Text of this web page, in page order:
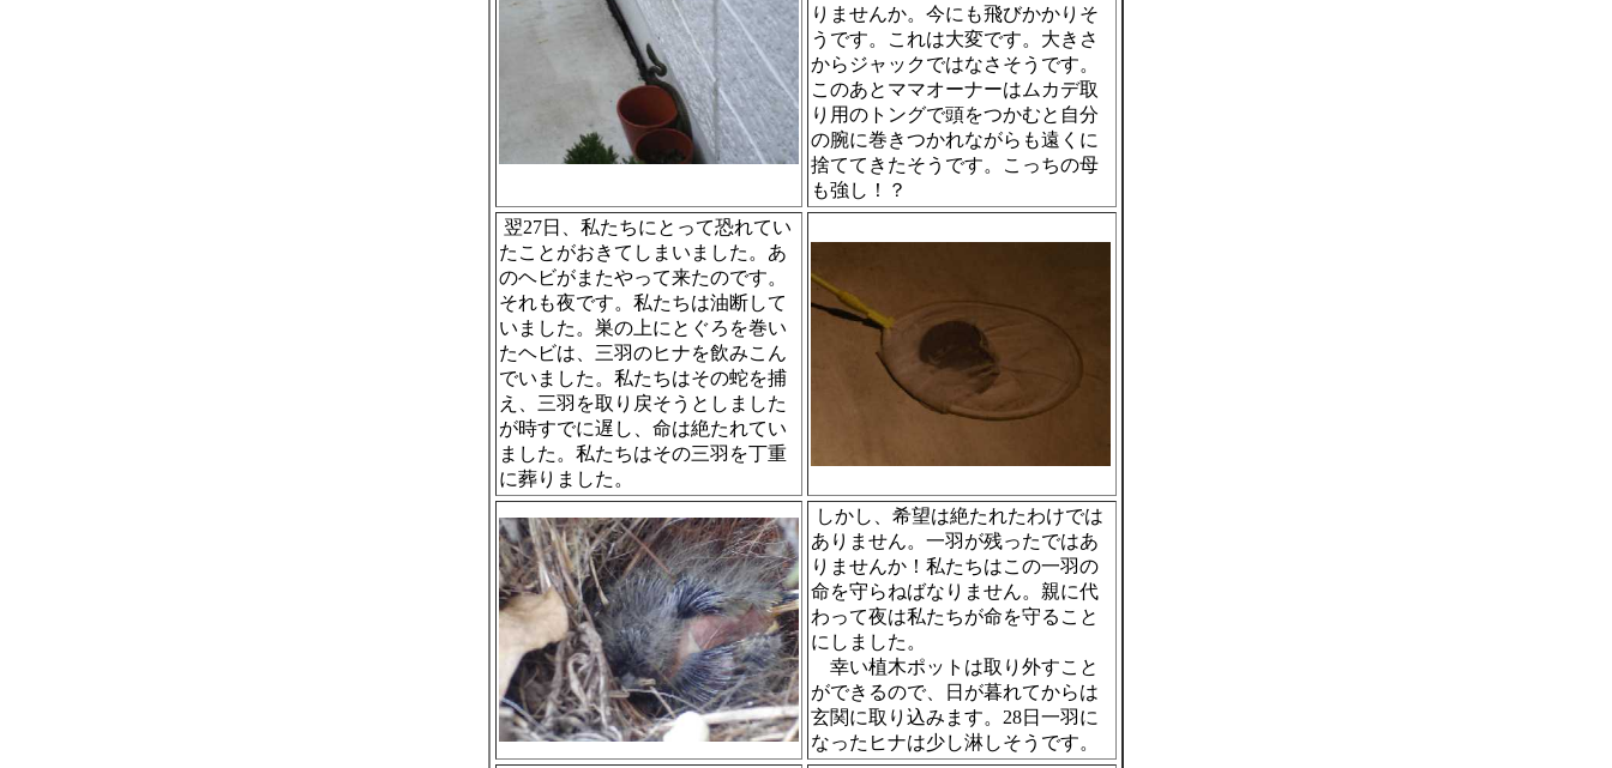
りませんか。今にも飛びかかりそ
うです。これは大変です。大きさ
からジャックではなさそうです。
このあとママオーナーはムカデ取
り用のトングで頭をつかむと自分
の腕に巻きつかれながらも遠くに
捨ててきたそうです。こっちの母
も強し！？
翌27日、私たちにとって恐れてい
たことがおきてしまいました。あ
のヘビがまたやって来たのです。
それも夜です。私たちは油断して
いました。巣の上にとぐろを巻い
たヘビは、三羽のヒナを飲みこん
でいました。私たちはその蛇を捕
え、三羽を取り戻そうとしました
が時すでに遅し、命は絶たれてい
ました。私たちはその三羽を丁重
に葬りました。
しかし、希望は絶たれたわけでは
ありません。一羽が残ったではあ
りませんか！私たちはこの一羽の
命を守らねばなりません。親に代
わって夜は私たちが命を守ること
にしました。
幸い植木ポットは取り外すこと
ができるので、日が暮れてからは
玄関に取り込みます。28日一羽に
なったヒナは少し淋しそうです。